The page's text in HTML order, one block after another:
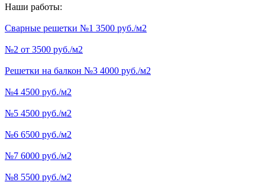
Наши работы:
Сварные решетки №1 3500 руб./м2
№2 от 3500 руб./м2
Решетки на балкон №3 4000 руб./м2
№4 4500 руб./м2
№5 4500 руб./м2
№6 6500 руб./м2
№7 6000 руб./м2
№8 5500 руб./м2